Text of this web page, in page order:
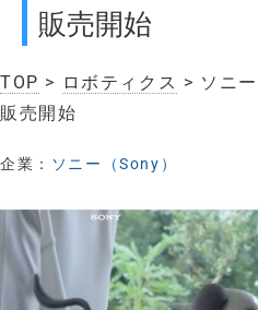
販売開始
TOP > ロボティクス > ソニ
販売開始
企業： ソニー（Sony）